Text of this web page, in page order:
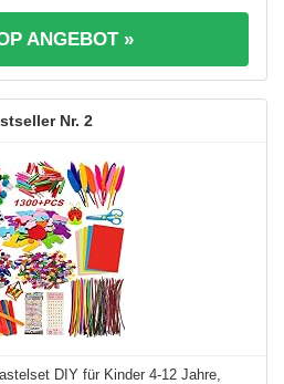
ANGEBOT »
2
DIY für Kinder 4-12 Jahre,